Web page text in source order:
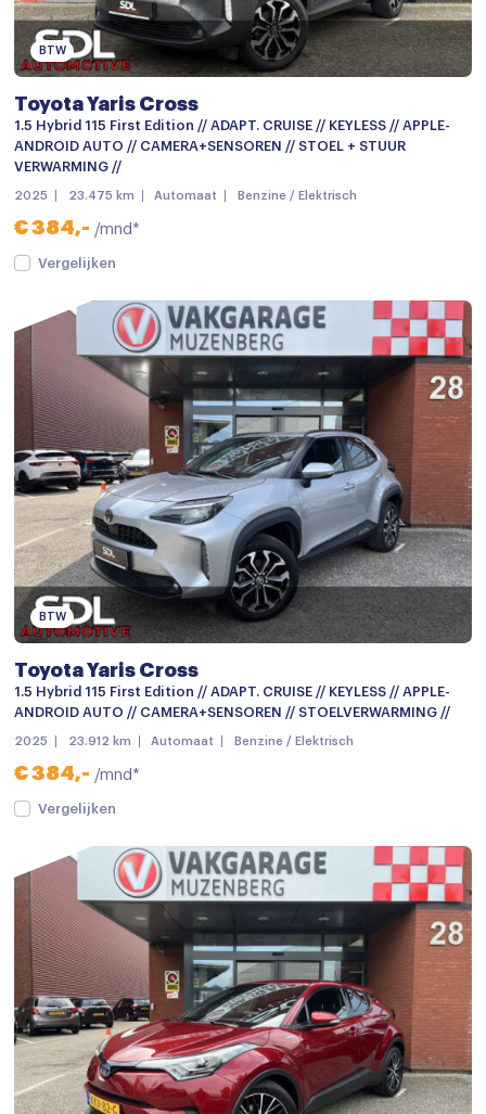
Bumpers in carrosseriekleur
Centrale deurvergrendeling met afstandsbediening
Dimlichten automatisch
Elektronische remkrachtverdeling
Getint glas
Grootlichtassistent
LED achterlichten
LED dagrijverlichting
LED koplampen
Lichtmetalen velgen
Lichtmetalen velgen 17"
Metaalkleur
Mistlampen voor
mistlampen voor
Parkeersensor achter
Parkeersensor voor
Parkeersensor voor en achter
Achteruitrijcamera
Audio installatie
Bluetooth telefoonvoorbereiding
Multimedia-voorbereiding
Multimedia systeem
Navigatie
Navigatiesysteem full map
Spraakbediening
Achterbank in delen neerklapbaar
Airco
BTW
Toyota Yaris Cross
1.5 Hybrid 115 First Edition // ADAPT. CRUISE // KEYLESS // APPLE-
ANDROID AUTO // CAMERA+SENSOREN // STOEL + STUUR
VERWARMING //
2025 23.475 km Automaat Benzine / Elektrisch
€ 384,- /mnd*
Vergelijken
BTW
Toyota Yaris Cross
1.5 Hybrid 115 First Edition // ADAPT. CRUISE // KEYLESS // APPLE-
ANDROID AUTO // CAMERA+SENSOREN // STOELVERWARMING //
2025 23.912 km Automaat Benzine / Elektrisch
€ 384,- /mnd*
Vergelijken